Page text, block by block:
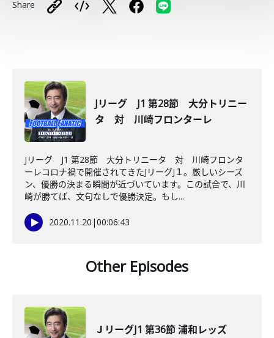
Share
Jリーグ J1 第28節 大分トリニー
タ 対 川崎フロンターレ
Jリーグ J1 第28節 大分トリニータ 対 川崎フロンタ
ーレコロナ禍で開催されてきたJリーグJ１。厳しいシーズ
ン、優勝の決まる瞬間が近づいています。この試合で、川
崎が勝てば、文句なしで優勝決定。もし...
2020.11.20 |00:06:43
Other Episodes
ＪリーグJ1 第36節 浦和レッズ